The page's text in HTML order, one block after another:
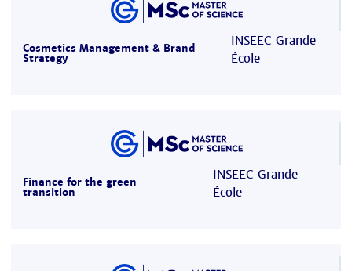
Cosmetics Management & Brand
Strategy
INSEEC Grande
École
Finance for the green
transition
INSEEC Grande
École